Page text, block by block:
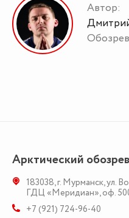
Автор:
Арктический
183038,г. Мурманск,ул.
ГДЦ «Меридиан», оф.
+7 (921) 724-96-40